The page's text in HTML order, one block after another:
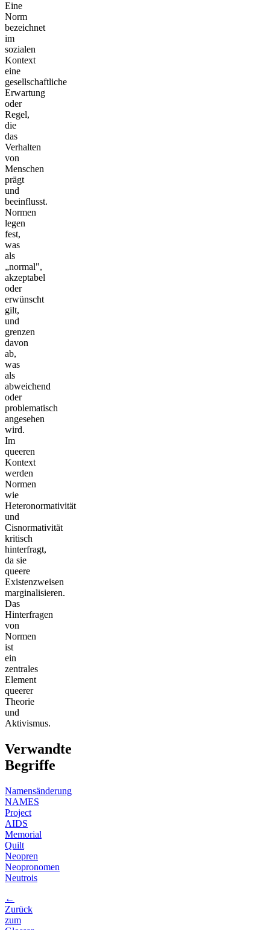
Eine
Norm
bezeichnet
im
sozialen
Kontext
eine
gesellschaftliche
Erwartung
oder
Regel,
die
das
Verhalten
von
Menschen
prägt
und
beeinflusst.
Normen
legen
fest,
was
als
„normal",
akzeptabel
oder
erwünscht
gilt,
und
grenzen
davon
ab,
was
als
abweichend
oder
problematisch
angesehen
wird.
Im
queeren
Kontext
werden
Normen
wie
Heteronormativität
und
Cisnormativität
kritisch
hinterfragt,
da sie
queere
Existenzweisen
marginalisieren.
Das
Hinterfragen
von
Normen
ist
ein
zentrales
Element
queerer
Theorie
und
Aktivismus.
Verwandte
Begriffe
Namensänderung
NAMES
Project
AIDS
Memorial
Quilt
Neopren
Neopronomen
Neutrois
←
Zurück
zum